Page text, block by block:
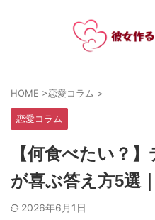
HOME >恋愛コラム >
恋愛コラム
【何食べたい？
が喜ぶ答え方5選
2026年6月1日